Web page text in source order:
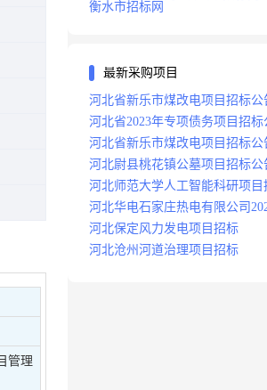
管理
衡水市招标网
最新采购项目
河北省新乐市煤改电项目招标公
河北省2023年专项债务项目招标
河北省新乐市煤改电项目招标公
河北尉县桃花镇公墓项目招标公
河北师范大学人工智能科研项目
河北华电石家庄热电有限公司
分场辅助运行项目招标公告
河北保定风力发电项目招标
河北沧州河道治理项目招标